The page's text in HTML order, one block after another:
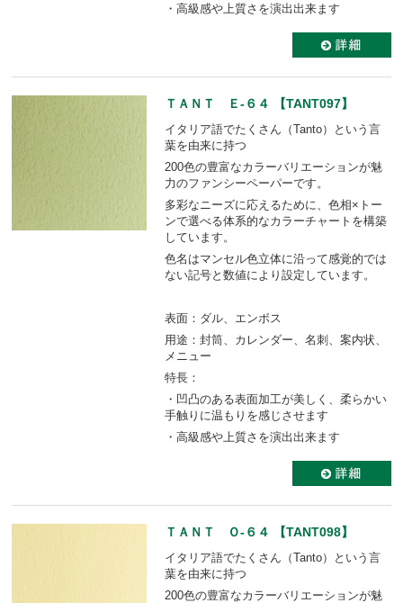
・高級感や上質さを演出出来ます
ＴＡＮＴ Ｅ-６４ 【TANT097】
イタリア語でたくさん（Tanto）という言
葉を由来に持つ
200色の豊富なカラーバリエーションが魅
力のファンシーペーパーです。
多彩なニーズに応えるために、色相×トー
ンで選べる体系的なカラーチャートを構築
しています。
色名はマンセル色立体に沿って感覚的では
ない記号と数値により設定しています。
表面：ダル、エンボス
用途：封筒、カレンダー、名刺、案内状、
メニュー
特長：
・凹凸のある表面加工が美しく、柔らかい
手触りに温もりを感じさせます
・高級感や上質さを演出出来ます
ＴＡＮＴ Ｏ-６４ 【TANT098】
イタリア語でたくさん（Tanto）という言
葉を由来に持つ
200色の豊富なカラーバリエーションが魅